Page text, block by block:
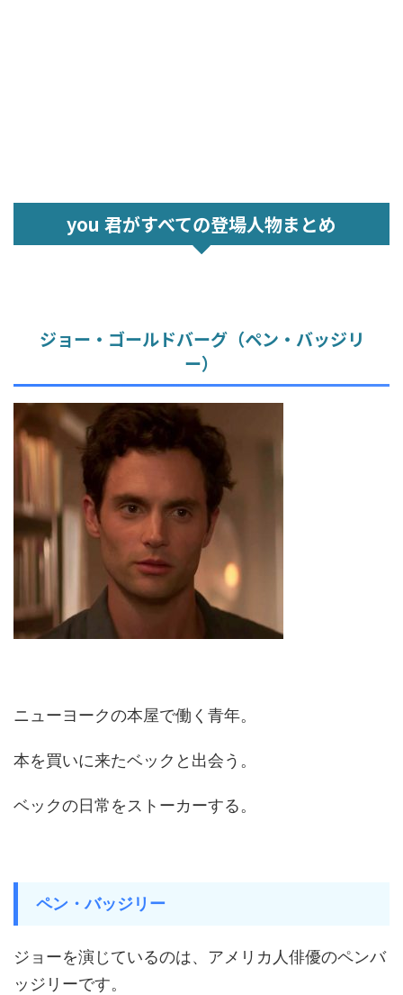
you 君がすべての登場人物まとめ
ジョー・ゴールドバーグ（ペン・バッジリ
ー）
ニューヨークの本屋で働く青年。
本を買いに来たベックと出会う。
ベックの日常をストーカーする。
ペン・バッジリー
ジョーを演じているのは、アメリカ人俳優のペンバ
ッジリーです。